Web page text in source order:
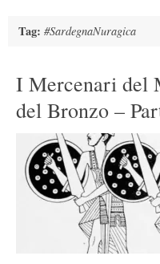
Tag: #SardegnaNuragica
I Mercenari del
del Bronzo –